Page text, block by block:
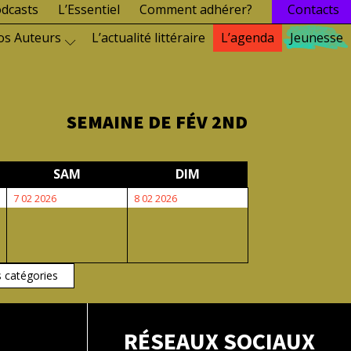
L’Essentiel Comment adhérer?
Contacts
Auteurs
L’actualité littéraire L’agenda Jeunesse
SEMAINE DE FÉV 2ND
SAMSAMEDI DIMDIMANCHE
7 02 20267
8 02 20268
catégories
RÉSEAUX SOCIAUX